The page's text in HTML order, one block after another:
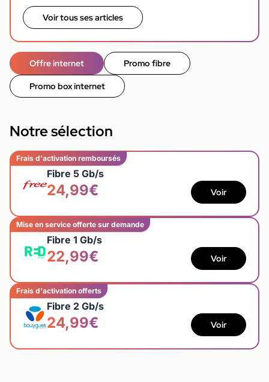
Voir tous ses articles
Offre internet Promo fibre
Promo box internet
Notre sélection
Frais d'activation remboursés
Fibre 5 Gb/s
24,99€ Voir
Mise en service offerte sur demande
Fibre 1 Gb/s
22,99€ Voir
Frais d'activation offerts
Fibre 2 Gb/s
24,99€ Voir